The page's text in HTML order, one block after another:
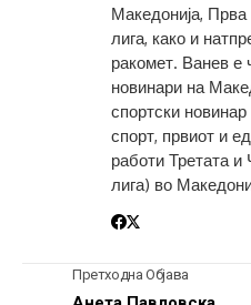
Македонија,
лига, како и
ракомет. Ванев е
новинари на
спортски
спорт, првиот и
работи Третата и
лига) во
Претходна Објава